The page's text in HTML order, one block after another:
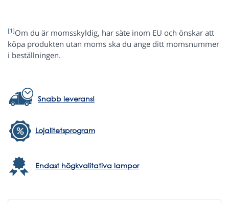
[1]Om du är momsskyldig, har säte inom EU och önskar att
köpa produkten utan moms ska du ange ditt momsnummer
i beställningen.
Snabb leverans!
Lojalitetsprogram
Endast högkvalitativa lampor